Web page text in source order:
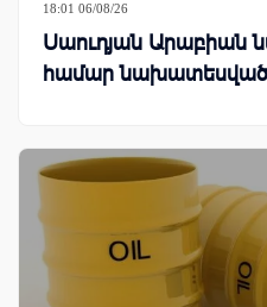
18:01 06/08/26
Սաուդյան Արաբիան
համար նախատեսված